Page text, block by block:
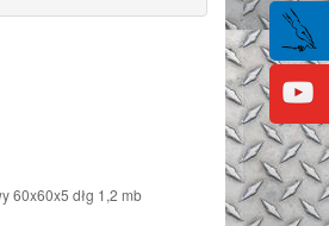
60x60x5 dłg 1,2 mb